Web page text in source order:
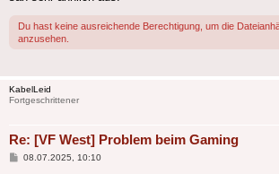
Du hast keine ausreichende Berechtigung, um die
anzusehen.
KabelLeid
Fortgeschrittener
Re: [VF West] Problem beim Gaming
Beitrag
08.07.2025, 10:10